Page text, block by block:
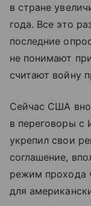
в стране
года. Все это
последние
не понимают
считают войну
Сейчас США
в переговоры с
укрепил свои
соглашение,
режим прохода
для